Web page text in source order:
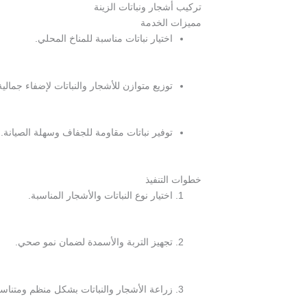
تركيب أشجار ونباتات الزينة
مميزات الخدمة
اختيار نباتات مناسبة للمناخ المحلي.
توزيع متوازن للأشجار والنباتات لإضفاء
توفير نباتات مقاومة للجفاف وسهلة الصيانة.
خطوات التنفيذ
اختيار نوع النباتات والأشجار المناسبة.
تجهيز التربة والأسمدة لضمان نمو صحي.
زراعة الأشجار والنباتات بشكل منظم